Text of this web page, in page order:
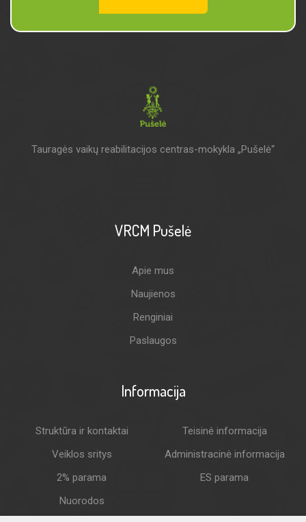
Tauragės vaikų reabilitacijos centras-mokykla „Pušelė“
VRCM Pušelė
Apie mus
Naujienos
Renginiai
Paslaugos
Informacija
Struktūra ir kontaktai
Teisinė informacija
Veiklos sritys
Administracinė informacija
2% parama
ES parama
Nuorodos